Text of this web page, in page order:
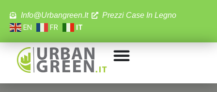
Info@urbangreen.it Prezzi Case In Legno
EN FR IT